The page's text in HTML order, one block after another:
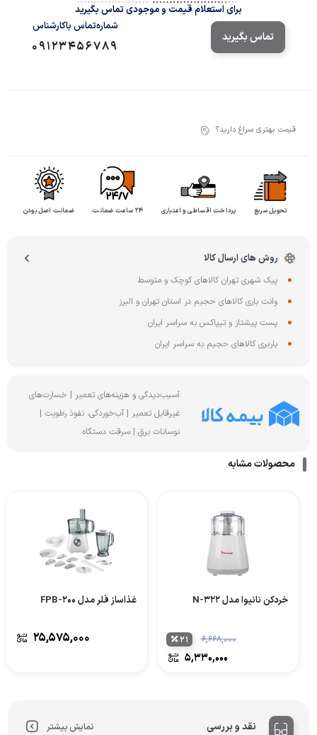
برای استعلام قیمت و موجودی تماس بگیرید
تماس بگیرید
شماره‌تماس‌ با‌کارشناس
09123456789
قیمت بهتری سراغ دارید؟
تحویل سریع پرداخت اقساطی و اعتباری ۲۴ ساعت ضمانت ضمانت اصل بودن
روش های ارسال کالا
پیک شهری تهران کالاهای کوچک و متوسط
وانت باری کالاهای حجیم در استان تهران و البرز
پست پیشتاز و تیپاکس به سراسر ایران
باربری کالاهای حجیم به سراسر ایران
آسیب‌دیدگی و هزینه‌های تعمیر | خسارت‌های
غیرقابل تعمیر | آب‌خوردگی، نفوذ رطوبت |
نوسانات برق | سرقت دستگاه
محصولات مشابه
خردکن نانیوا مدل N-322
۶,۶۶۸,۰۰۰
۵,۳۳۰,۰۰۰
۲۱
غذاساز فلر مدل FPB-200
۲۵,۵۷۵,۰۰۰
نقد و بررسی نمایش بیشتر